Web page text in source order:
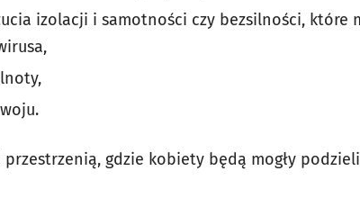
izolacji i samotności czy bezsilności, które
przestrzenią, gdzie kobiety będą mogły